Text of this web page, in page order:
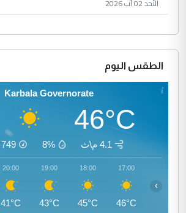
الأحد 02 آب 2026
الطقس اليوم
Karbala Governorate
46°C
4.1 م\ث 8%
749
17:00
46°C
18:00
45°C
19:00
43°C
20:00
41°C
›